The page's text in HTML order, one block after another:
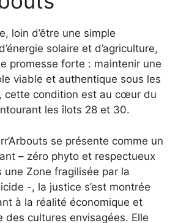
loin d’être une simple
solaire et d’agriculture,
promesse forte : maintenir une
viable et authentique sous les
cette condition est au cœur du
les îlots 28 et 30.
se présente comme un
– zéro phyto et respectueux
une Zone fragilisée par la
-, la justice s’est montrée
à la réalité économique et
des cultures envisagées. Elle